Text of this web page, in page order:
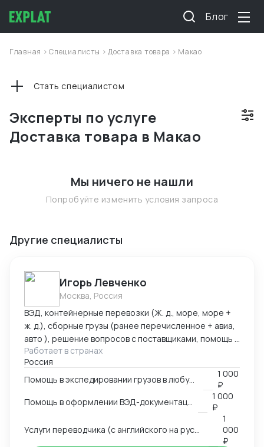
Блог
Главная >Специалисты >Доставка товара > Макао
Эксперты по услуге
Доставка товара в Макао
Стать специалистом
Мы ничего не нашли
Попробуйте изменить условия запроса
Другие специалисты
Игорь Левченко
Москва, Россия
ВЭД, контейнерные перевозки (Ж. д., море, море +
ж. д.), сборные грузы (ранее перечисленное + авиа,
авто ), решение вопросов с поставщиками, помощь в
оформлении документов. Имею 15 летний опыт
работы в сфере ВЭД. Работал в торговых компаниях
и компаниях-экспедиторах. Работал с десятками
Работает в странах
Россия
Помощь в экспедировании грузов в любую точку мира
1 000
₽
1 000
₽
Услуги переводчика (с английского на русский и с русского на английский)
1
000
₽